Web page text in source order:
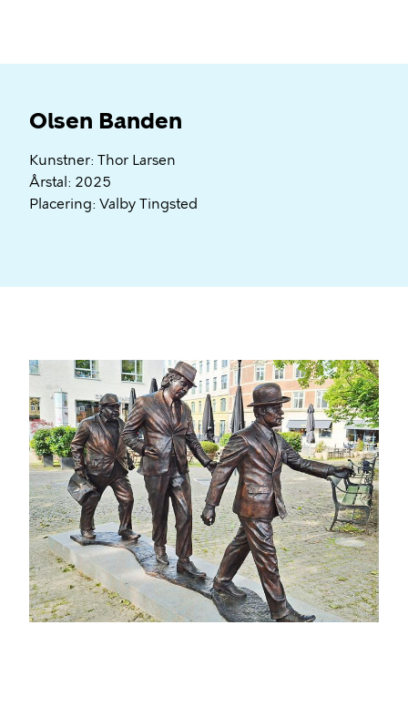
Olsen Banden
Kunstner: Thor Larsen
Årstal: 2025
Placering: Valby Tingsted